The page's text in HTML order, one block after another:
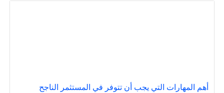
أهم المهارات التي يجب أن تتوفر في المستثمر الناجح